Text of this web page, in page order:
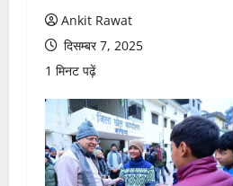
Ankit Rawat
दिसम्बर 7, 2025
1 मिनट पढ़ें